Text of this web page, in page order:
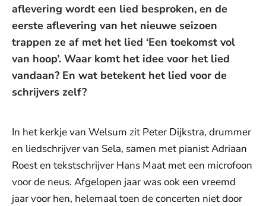
aflevering wordt een lied besproken, en de
eerste aflevering van het nieuwe seizoen
trappen ze af met het lied ‘Een toekomst vol
van hoop’. Waar komt het idee voor het lied
vandaan? En wat betekent het lied voor de
schrijvers zelf?
In het kerkje van Welsum zit Peter Dijkstra, drummer
en liedschrijver van Sela, samen met pianist Adriaan
Roest en tekstschrijver Hans Maat met een microfoon
voor de neus. Afgelopen jaar was ook een vreemd
jaar voor hen, helemaal toen de concerten niet door